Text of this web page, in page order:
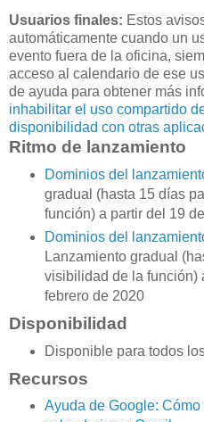
Usuarios finales: Estos
automáticamente cuando un
evento fuera de la oficina,
acceso al calendario de ese
de ayuda para obtener más
inhabilitar el uso compartido
disponibilidad con otras
Ritmo de lanzamiento
Dominios del
gradual (hasta 15 días
función) a partir del 19
Dominios del
Lanzamiento gradual
visibilidad de la función)
febrero de 2020
Disponibilidad
Disponible para todos
Recursos
Ayuda de Google: